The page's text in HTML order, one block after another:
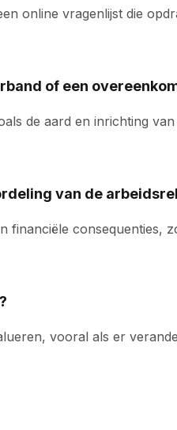
online vragenlijst die
of een
de aard en inrichting
van de
financiële
vooral als er